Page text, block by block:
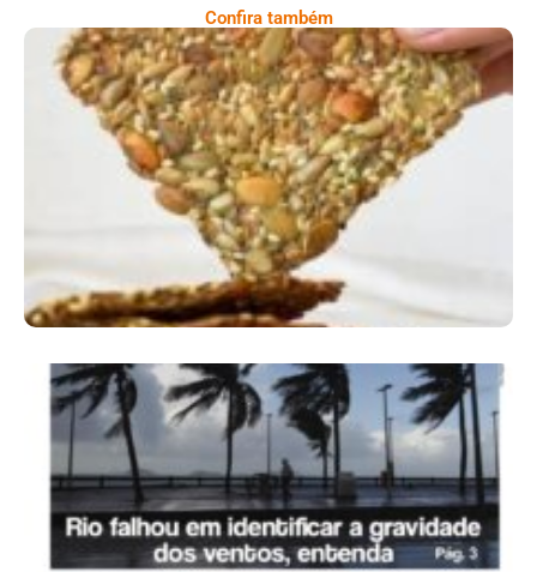
Confira também
Comer Bem: Cracker De Sementes
Ano X – Número 366 01 A 07 De Agosto De
2026